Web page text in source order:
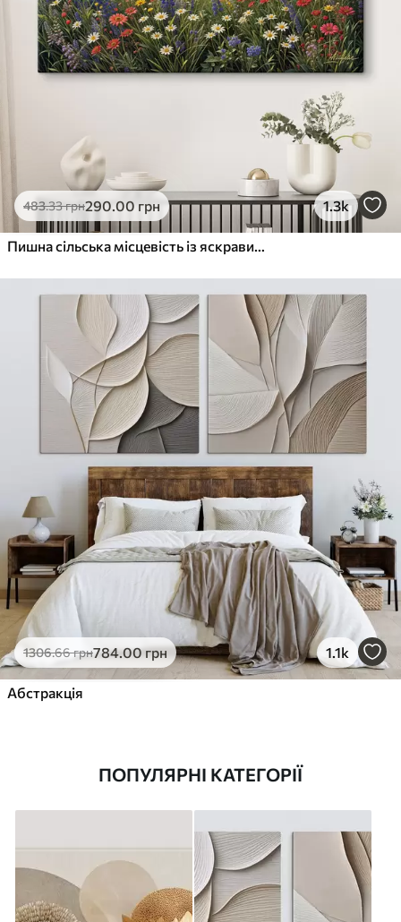
483.33грн290.00 грн 1.3k
Пишна сільська місцевість із яскравим лугом диких квітів, наповненим різнокольоровими квітами під хмарним небом
1306.66грн784.00грн 1.1k
Абстракція
ПОПУЛЯРНІ КАТЕГОРІЇ